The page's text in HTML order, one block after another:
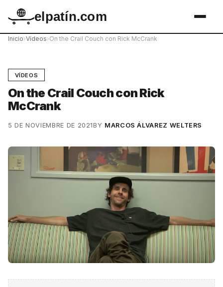
elpatín.com
Inicio›Vídeos›On the Crail Couch con Rick McCrank
VÍDEOS
On the Crail Couch con Rick
McCrank
5 DE NOVIEMBRE DE 2021BY MARCOS ÁLVAREZ WELTERS